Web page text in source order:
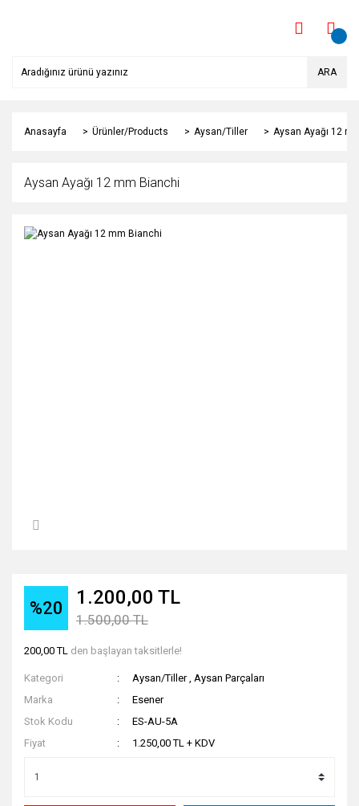
ARA
Anasayfa Ürünler/Products Aysan/Tiller Aysan Ayağı 12
Aysan Ayağı 12 mm Bianchi
%20 1.200,00 TL
1.500,00 TL
200,00 TL den başlayan taksitlerle!
Kategori Aysan/Tiller ,Aysan Parçaları
Marka
Esener
Stok Kodu
ES-AU-5A
Fiyat
1.250,00 TL + KDV